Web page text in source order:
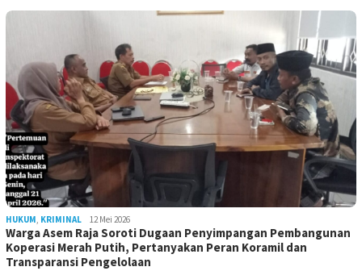
HUKUM, KRIMINAL 12 Mei 2026
Warga Asem Raja Soroti Dugaan Penyimpangan Pembangunan
Koperasi Merah Putih, Pertanyakan Peran Koramil dan
Transparansi Pengelolaan